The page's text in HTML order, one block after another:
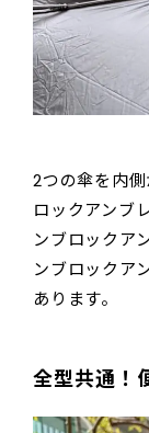
2つの傘を内
ロックアンブ
ンブロックア
ンブロックア
あります。
全型共通！